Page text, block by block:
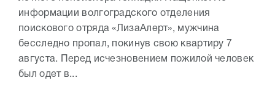
информации волгоградского отделения
поискового отряда «ЛизаАлерт», мужчина
бесследно пропал, покинув свою квартиру 7
августа. Перед исчезновением пожилой человек
был одет в...